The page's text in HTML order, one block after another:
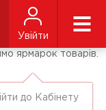
Увійти
до Кабінету
ярмарок товарів.
50